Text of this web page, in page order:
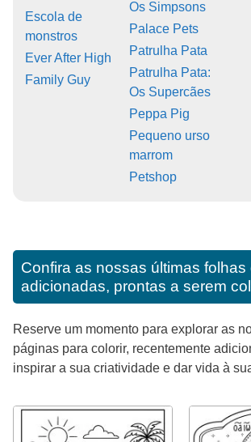
Escola de
monstros
Ever After High
Family Guy
Os Simpsons
Palace Pets
Patrulha Pata
Patrulha Pata:
Os Supercães
Peppa Pig
Pequeno urso
marrom
Petshop
Confira as nossas últimas folhas
adicionadas, prontas a serem
Reserve um momento para explorar as
páginas para colorir, recentemente
inspirar a sua criatividade e dar vida à